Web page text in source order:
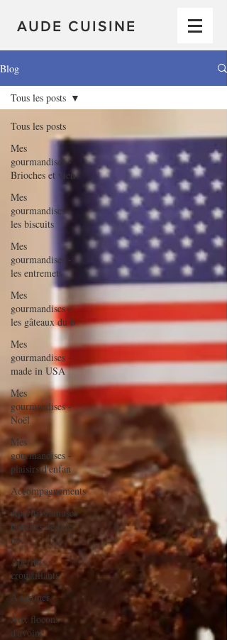
AUDE CUISINE
Blog
Tous les posts
Mes
gourmandises -
Brioches et vien
Mes
gourmandises -
les biscuits
Mes
gourmandises -
les entremets
Mes
gourmandises -
les gâteaux du b
Mes
gourmandises -
made in USA
Mes
gourmandises -
Noël
Mes
gourmandises -
plaisirs d'enfan
Accompagnements
Apéritifs/amuses
bouches de fête
ou
Apéritifs
croustillants
A tartiner
Aux flocons
d'avoine
Tous les posts